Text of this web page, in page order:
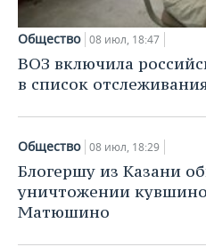
Общество 08 июл, 18:47
ВОЗ включила
в список
Общество 08 июл, 18:29
Блогершу из Казани
уничтожении
Матюшино